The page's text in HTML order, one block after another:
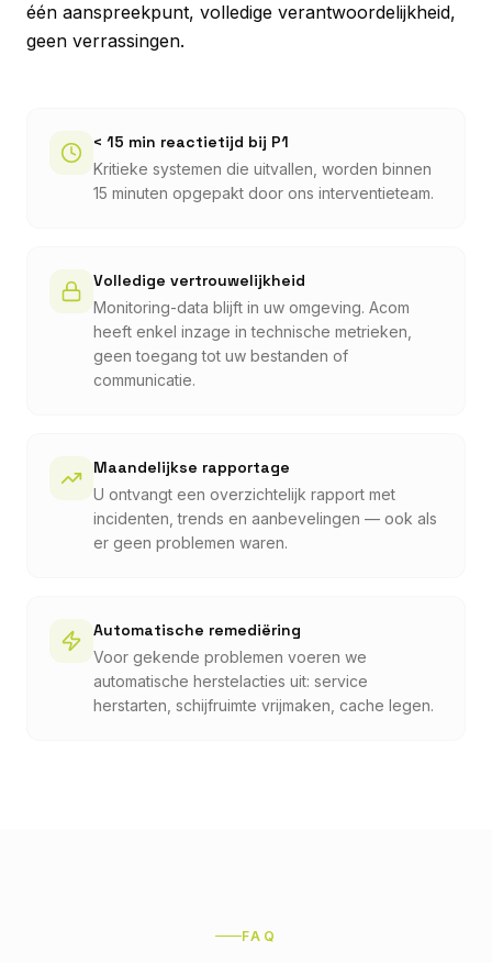
één aanspreekpunt, volledige verantwoordelijkheid,
geen verrassingen.
< 15 min reactietijd bij P1
Kritieke systemen die uitvallen, worden binnen
15 minuten opgepakt door ons interventieteam.
Volledige vertrouwelijkheid
Monitoring-data blijft in uw omgeving. Acom
heeft enkel inzage in technische metrieken,
geen toegang tot uw bestanden of
communicatie.
Maandelijkse rapportage
U ontvangt een overzichtelijk rapport met
incidenten, trends en aanbevelingen — ook als
er geen problemen waren.
Automatische remediëring
Voor gekende problemen voeren we
automatische herstelacties uit: service
herstarten, schijfruimte vrijmaken, cache legen.
FAQ